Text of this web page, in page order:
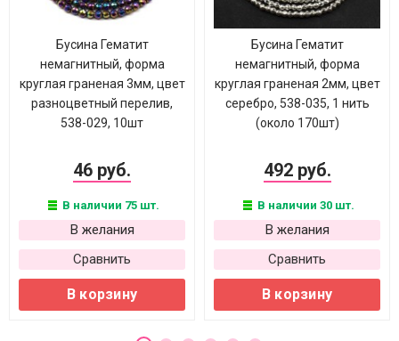
Бусина Гематит
немагнитный, форма
круглая граненая 3мм, цвет
разноцветный перелив,
538-029, 10шт
46 руб.
В наличии 75 шт.
В желания
Сравнить
В корзину
Бусина Гематит
немагнитный, форма
круглая граненая 2мм, цвет
серебро, 538-035, 1 нить
(около 170шт)
492 руб.
В наличии 30 шт.
В желания
Сравнить
В корзину